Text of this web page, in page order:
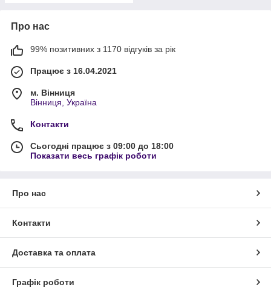
Про нас
99% позитивних з 1170 відгуків за рік
Працює з 16.04.2021
м. Вінниця
Вінниця, Україна
Контакти
Сьогодні працює з 09:00 до 18:00
Показати весь графік роботи
Про нас
Контакти
Доставка та оплата
Графік роботи